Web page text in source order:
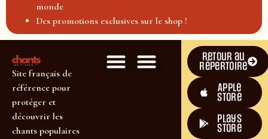
monde
Des promotions exclusives sur le shop !
Site français de
référence pour
protéger et
découvrir les
chants populaires
Retour au
répertoire
Apple
Store
plays
store